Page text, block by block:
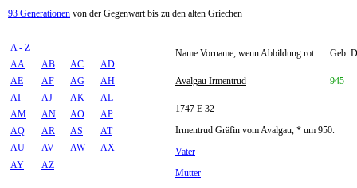
93 Generationen von der Gegenwart bis zu den alten Griechen
A - Z
AA
AB AC
AD
AE
AF AG
AH
AI
AJ AK
AL
AM
AN AO
AP
AQ
AR AS
AT
AU
AV AW
AX
AY
AZ
Name Vorname, wenn Abbildung rot Geb.
Avalgau Irmentrud 945
1747 E 32
Irmentrud Gräfin vom Avalgau, * um 950.
Vater
Mutter